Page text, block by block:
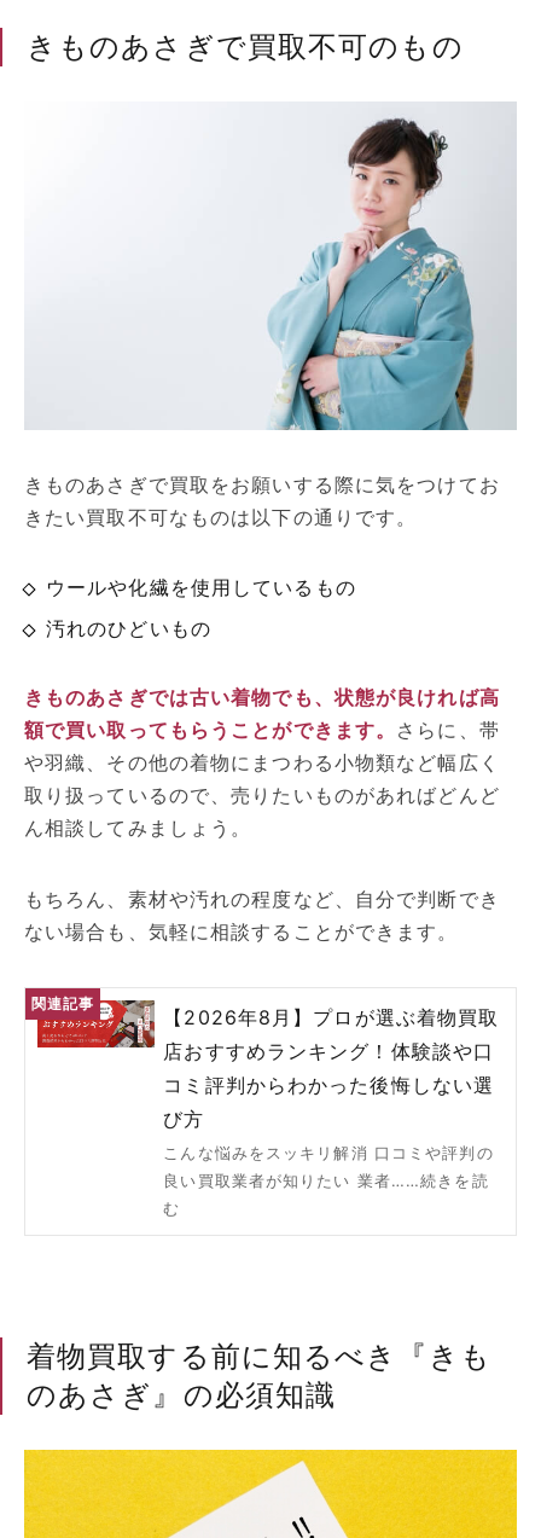
きものあさぎで買取不可のもの
きものあさぎで買取をお願いする際に気をつけてお
きたい買取不可なものは以下の通りです。
ウールや化繊を使用しているもの
汚れのひどいもの
きものあさぎでは古い着物でも、状態が良ければ高
額で買い取ってもらうことができます。 さらに、帯
や羽織、その他の着物にまつわる小物類など幅広く
取り扱っているので、売りたいものがあればどんど
ん相談してみましょう。
もちろん、素材や汚れの程度など、自分で判断でき
ない場合も、気軽に相談することができます。
【2026年8月】プロが選ぶ着物買取
店おすすめランキング！体験談や口
コミ評判からわかった後悔しない選
び方
こんな悩みをスッキリ解消 口コミや評判の
良い買取業者が知りたい 業者……続きを読
む
着物買取する前に知るべき『きも
のあさぎ』の必須知識